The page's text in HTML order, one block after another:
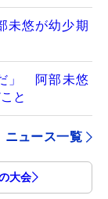
悠が幼少期
」 阿部未悠
と
ニュース一覧
大会